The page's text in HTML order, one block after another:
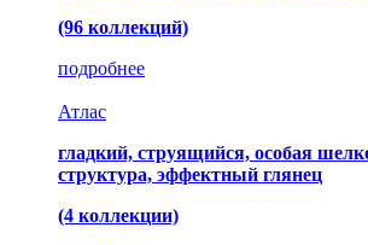
(96 коллекций)
подробнее
Атлас
гладкий, струящийся, особая
структура, эффектный глянец
(4 коллекции)